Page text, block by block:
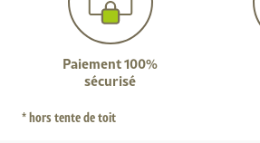
* hors tente de toit
Paiement 100%
sécurisé